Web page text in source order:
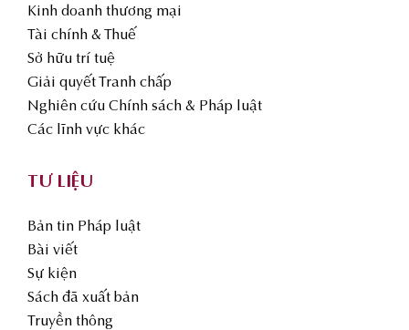
Kinh doanh thương mại
Tài chính & Thuế
Sở hữu trí tuệ
Giải quyết Tranh chấp
Nghiên cứu Chính sách & Pháp luật
Các lĩnh vực khác
TƯ LIỆU
Bản tin Pháp luật
Bài viết
Sự kiện
Sách đã xuất bản
Truyền thông